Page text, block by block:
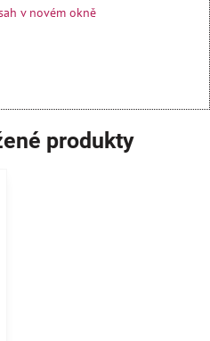
v novém okně
produkty